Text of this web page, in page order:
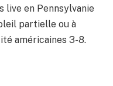
live en Pennsylvanie
partielle ou à
américaines 3-8.